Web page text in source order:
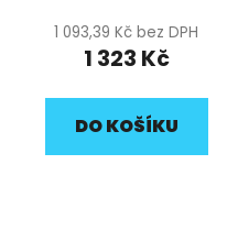
1 093,39 Kč bez DPH
1 323 Kč
DO KOŠÍKU